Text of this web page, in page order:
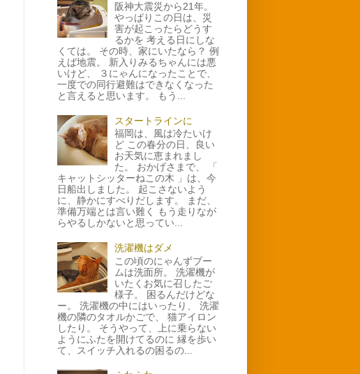
阪神大震災から21年。
やっぱりこの日は、災
害が起こったらどうす
るかを 考える日にしな
くては。 その時、家にいたなら？ 例
えば地震。 新入りみるちゃんには悪
いけど、 ３にゃんになったことで、
一度での同行避難はできなくなった
と言えると思います。 もう...
スタートラインに
福岡は、風は冷たいけ
ど この春分の日、良い
お天気に恵まれまし
た。 おかげさまで、 「
キャットシッターねこの木 」は、今
日船出しました。 起こさないよう
に、静かにすべりだします。 まだ、
準備万端とは言い難く もう走りなが
らやるしかないと思ってい...
洗濯機はダメ
この頃のにゃんずブー
ムは洗面所。 洗濯機が
いたくお気に召したご
様子。 困るんだけどな
ー。 洗濯機の中にはいったり、 洗濯
機の隣のタオルかごで、 猫アイロン
したり。 そうやって、上に乗らない
ようにふたを開けてるのに 縁を歩い
て、スイッチ入れるの困るの...